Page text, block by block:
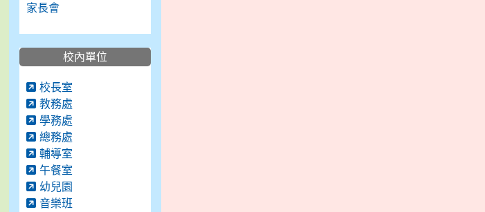
家長會
校內單位
校長室
教務處
學務處
總務處
輔導室
午餐室
幼兒園
音樂班